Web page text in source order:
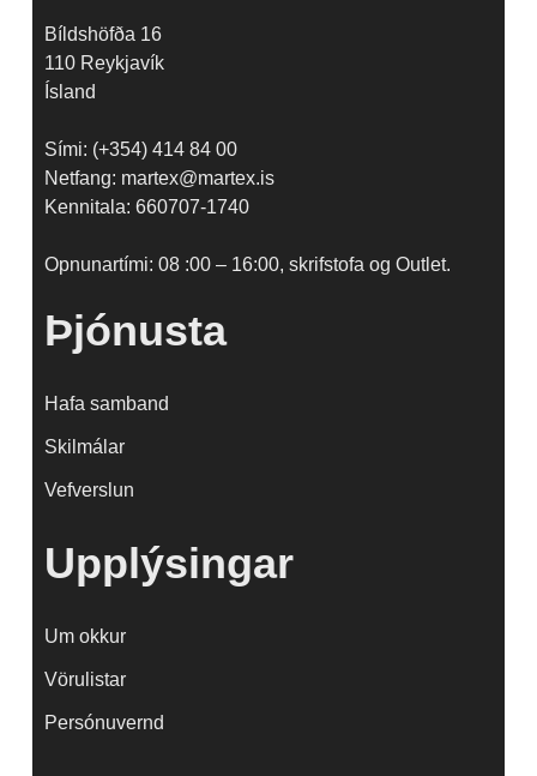
Bíldshöfða 16
110 Reykjavík
Ísland
Sími: (+354) 414 84 00
Netfang: martex@martex.is
Kennitala: 660707-1740
Opnunartími: 08 :00 – 16:00, skrifstofa og Outlet.
Þjónusta
Hafa samband
Skilmálar
Vefverslun
Upplýsingar
Um okkur
Vörulistar
Persónuvernd